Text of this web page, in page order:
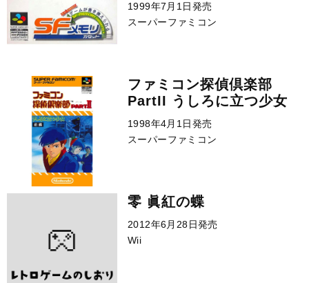
1999年7月1日発売
スーパーファミコン
ファミコン探偵倶楽部
PartII うしろに立つ少女
1998年4月1日発売
スーパーファミコン
零 眞紅の蝶
2012年6月28日発売
Wii